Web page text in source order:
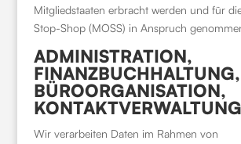
Mitgliedstaaten erbracht werden und für
Stop-Shop (MOSS) in Anspruch
ADMINISTRATION,
FINANZBUCHHALTUNG,
BÜROORGANISATION,
KONTAKTVERWALTUNG
Wir verarbeiten Daten im Rahmen von